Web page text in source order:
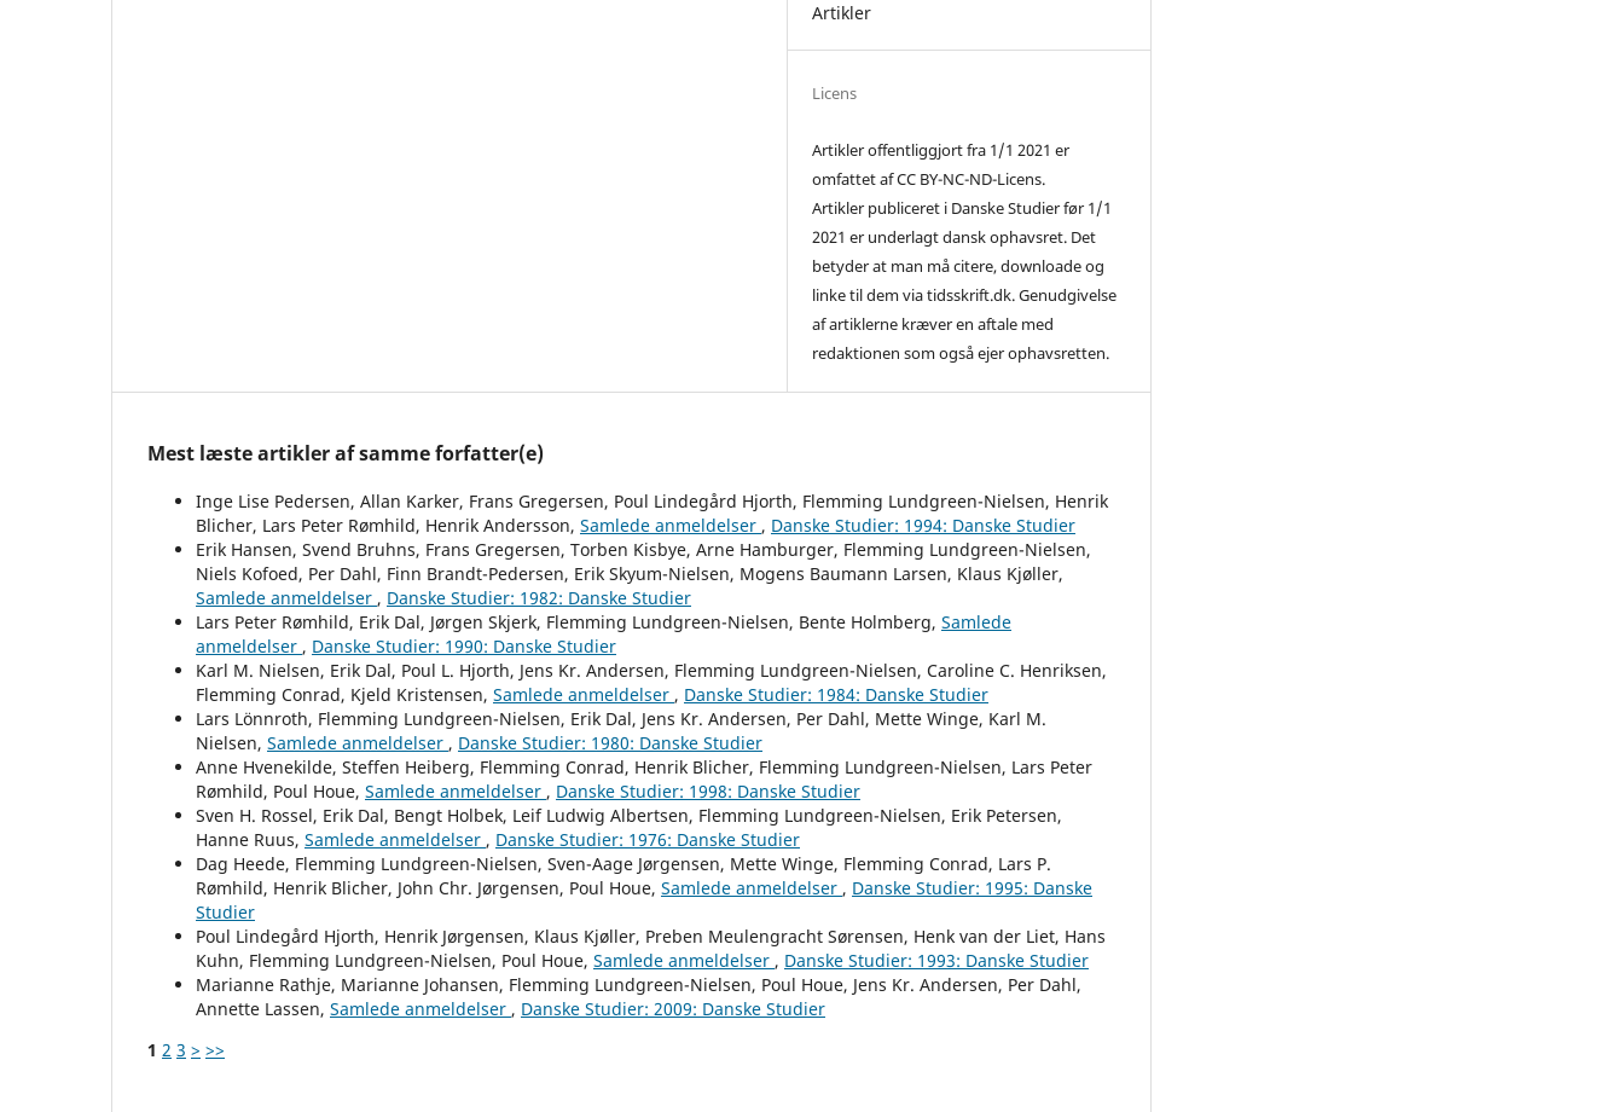
Artikler
Licens
Artikler offentliggjort fra 1/1 2021 er
omfattet af CC BY-NC-ND-Licens.
Artikler publiceret i Danske Studier før 1/1
2021 er underlagt dansk ophavsret. Det
betyder at man må citere, downloade og
linke til dem via tidsskrift.dk. Genudgivelse
af artiklerne kræver en aftale med
redaktionen som også ejer ophavsretten.
Mest læste artikler af samme forfatter(e)
Inge Lise Pedersen, Allan Karker, Frans Gregersen, Poul Lindegård Hjorth, Flemming Lundgreen-Nielsen, Henrik
Blicher, Lars Peter Rømhild, Henrik Andersson, Samlede anmeldelser , Danske Studier: 1994: Danske Studier
Erik Hansen, Svend Bruhns, Frans Gregersen, Torben Kisbye, Arne Hamburger, Flemming Lundgreen-Nielsen,
Niels Kofoed, Per Dahl, Finn Brandt-Pedersen, Erik Skyum-Nielsen, Mogens Baumann Larsen, Klaus Kjøller,
Samlede anmeldelser , Danske Studier: 1982: Danske Studier
Lars Peter Rømhild, Erik Dal, Jørgen Skjerk, Flemming Lundgreen-Nielsen, Bente Holmberg, Samlede
anmeldelser , Danske Studier: 1990: Danske Studier
Karl M. Nielsen, Erik Dal, Poul L. Hjorth, Jens Kr. Andersen, Flemming Lundgreen-Nielsen, Caroline C. Henriksen,
Flemming Conrad, Kjeld Kristensen, Samlede anmeldelser , Danske Studier: 1984: Danske Studier
Lars Lönnroth, Flemming Lundgreen-Nielsen, Erik Dal, Jens Kr. Andersen, Per Dahl, Mette Winge, Karl M.
Nielsen, Samlede anmeldelser , Danske Studier: 1980: Danske Studier
Anne Hvenekilde, Steffen Heiberg, Flemming Conrad, Henrik Blicher, Flemming Lundgreen-Nielsen, Lars Peter
Rømhild, Poul Houe, Samlede anmeldelser , Danske Studier: 1998: Danske Studier
Sven H. Rossel, Erik Dal, Bengt Holbek, Leif Ludwig Albertsen, Flemming Lundgreen-Nielsen, Erik Petersen,
Hanne Ruus, Samlede anmeldelser , Danske Studier: 1976: Danske Studier
Dag Heede, Flemming Lundgreen-Nielsen, Sven-Aage Jørgensen, Mette Winge, Flemming Conrad, Lars P.
Rømhild, Henrik Blicher, John Chr. Jørgensen, Poul Houe, Samlede anmeldelser , Danske Studier: 1995: Danske
Studier
Poul Lindegård Hjorth, Henrik Jørgensen, Klaus Kjøller, Preben Meulengracht Sørensen, Henk van der Liet, Hans
Kuhn, Flemming Lundgreen-Nielsen, Poul Houe, Samlede anmeldelser , Danske Studier: 1993: Danske Studier
Marianne Rathje, Marianne Johansen, Flemming Lundgreen-Nielsen, Poul Houe, Jens Kr. Andersen, Per Dahl,
Annette Lassen, Samlede anmeldelser , Danske Studier: 2009: Danske Studier
1 2 3 > >>